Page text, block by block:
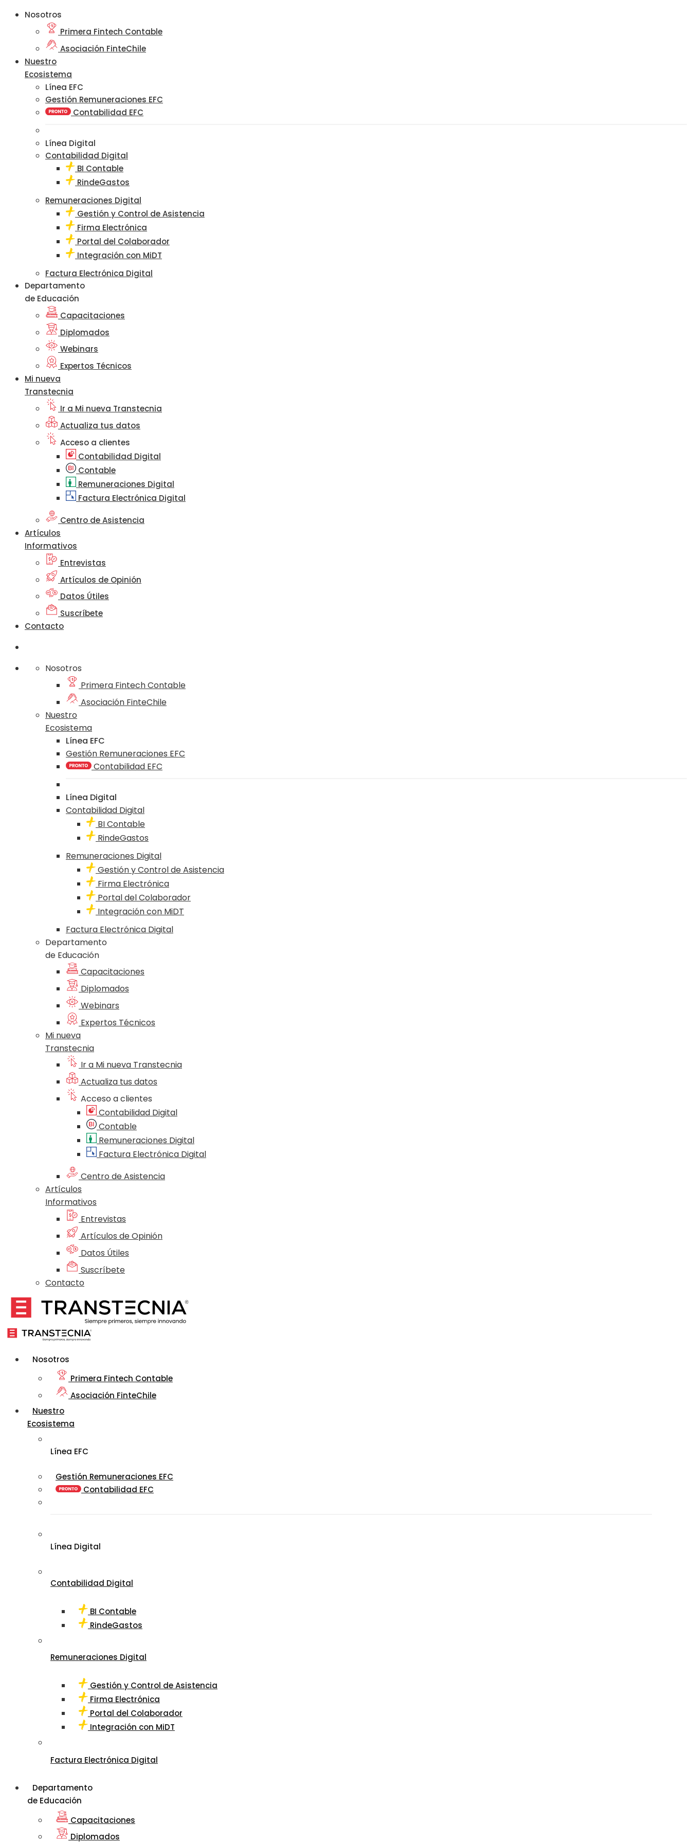
Nosotros
Primera Fintech Contable
Asociación FinteChile
Nuestro
Ecosistema
Línea EFC
Gestión Remuneraciones EFC
Contabilidad EFC
Línea Digital
Contabilidad Digital
BI Contable
RindeGastos
Remuneraciones Digital
Gestión y Control de Asistencia
Firma Electrónica
Portal del Colaborador
Integración con MiDT
Factura Electrónica Digital
Departamento
de Educación
Capacitaciones
Diplomados
Webinars
Expertos Técnicos
Mi nueva
Transtecnia
Ir a Mi nueva Transtecnia
Actualiza tus datos
Acceso a clientes
Contabilidad Digital
Contable
Remuneraciones Digital
Factura Electrónica Digital
Centro de Asistencia
Artículos
Informativos
Entrevistas
Artículos de Opinión
Datos Útiles
Suscríbete
Contacto
Nosotros
Primera Fintech Contable
Asociación FinteChile
Nuestro
Ecosistema
Línea EFC
Gestión Remuneraciones EFC
Contabilidad EFC
Línea Digital
Contabilidad Digital
BI Contable
RindeGastos
Remuneraciones Digital
Gestión y Control de Asistencia
Firma Electrónica
Portal del Colaborador
Integración con MiDT
Factura Electrónica Digital
Departamento
de Educación
Capacitaciones
Diplomados
Webinars
Expertos Técnicos
Mi nueva
Transtecnia
Ir a Mi nueva Transtecnia
Actualiza tus datos
Acceso a clientes
Contabilidad Digital
Contable
Remuneraciones Digital
Factura Electrónica Digital
Centro de Asistencia
Artículos
Informativos
Entrevistas
Artículos de Opinión
Datos Útiles
Suscríbete
Contacto
Nosotros
Primera Fintech Contable
Asociación FinteChile
Nuestro
Ecosistema
Línea EFC
Gestión Remuneraciones EFC
Contabilidad EFC
Línea Digital
Contabilidad Digital
BI Contable
RindeGastos
Remuneraciones Digital
Gestión y Control de Asistencia
Firma Electrónica
Portal del Colaborador
Integración con MiDT
Factura Electrónica Digital
Departamento
de Educación
Capacitaciones
Diplomados